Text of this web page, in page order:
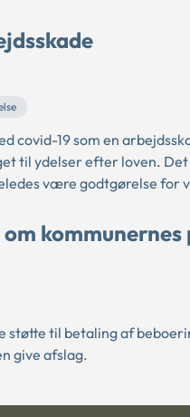
covid-19 som en
til ydelser efter loven.
være godtgørelse for
støtte til betaling af
give afslag.